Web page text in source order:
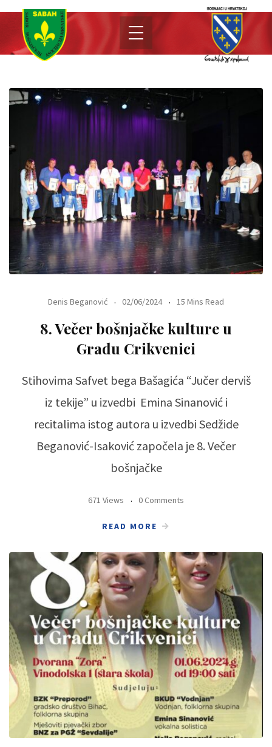
Denis Beganović 02/06/2024 15 Mins Read
8. Večer bošnjačke kulture u
Gradu Crikvenici
Stihovima Safvet bega Bašagića “Jučer derviš
iz tekije” u izvedbi Emina Sinanović i
recitalima istog autora u izvedbi Sedžide
Beganović-Isaković započela je 8. Večer
bošnjačke
671 Views 0 Comments
READ MORE